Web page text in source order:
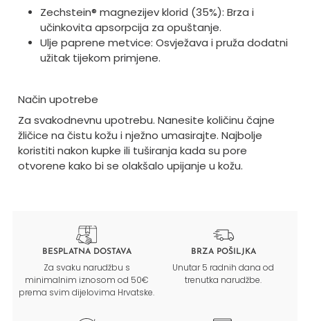
Zechstein® magnezijev klorid (35%): Brza i
učinkovita apsorpcija za opuštanje.
Ulje paprene metvice: Osvježava i pruža dodatni
užitak tijekom primjene.
Način upotrebe
Za svakodnevnu upotrebu. Nanesite količinu čajne
žličice na čistu kožu i nježno umasirajte. Najbolje
koristiti nakon kupke ili tuširanja kada su pore
otvorene kako bi se olakšalo upijanje u kožu.
BESPLATNA DOSTAVA
Za svaku narudžbu s
minimalnim iznosom od 50€
prema svim dijelovima Hrvatske.
BRZA POŠILJKA
Unutar 5 radnih dana od
trenutka narudžbe.